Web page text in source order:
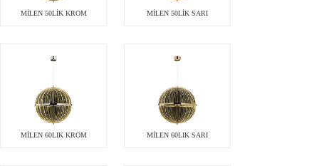
MİLEN 50LİK KROM MİLEN 50LİK SARI
MİLEN 60LIK KROM MİLEN 60LIK SARI